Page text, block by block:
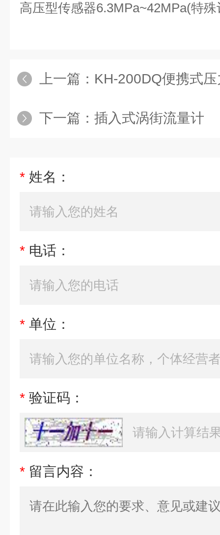
高压型传感器6.3MPa~42MPa(特
上一篇： KH-200DQ便携式
下一篇： 插入式涡街流量计
* 姓名：
* 电话：
* 单位：
* 验证码：
* 留言内容：